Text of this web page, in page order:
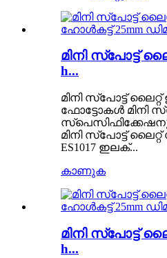
മിനി സ്പോട്ട്
h...
മിനി സ്പോട്ട്
ഫോട്ടോകൾ മിനി
മിനി സ്പോട്ട്
ES1017 ഇലക്...
കാണുക
മിനി സ്പോട്ട്
h...